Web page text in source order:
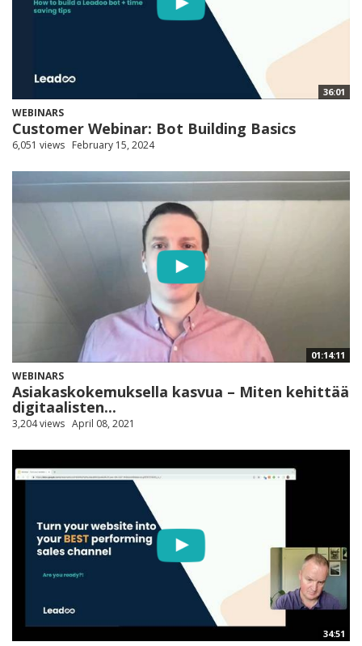
36:01
WEBINARS
Customer Webinar: Bot Building Basics
6,051 views February 15, 2024
01:14:11
WEBINARS
Asiakaskokemuksella kasvua – Miten kehittää
digitaalisten...
3,204 views April 08, 2021
34:51